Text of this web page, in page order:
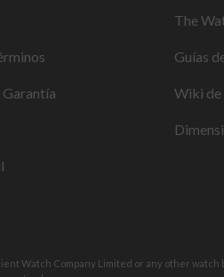
Garantía
The
Guías
Wiki de
Watch Company Limited or any other